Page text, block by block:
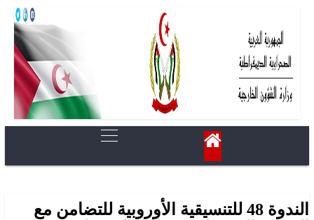
الندوة 48 للتنسيقية الأوروبية للتضامن مع